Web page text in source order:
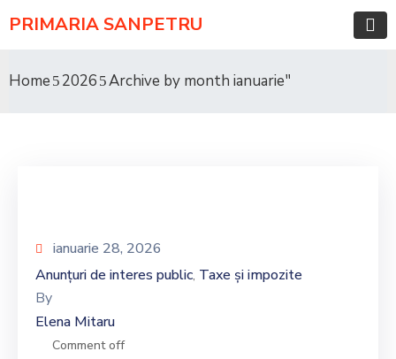
PRIMARIA SANPETRU
Home 2026 Archive by month ianuarie"
ianuarie 28, 2026
Anunțuri de interes public‚ Taxe și impozite
By
Elena Mitaru
Comment off